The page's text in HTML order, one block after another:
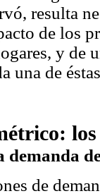
resulta
de los
y de
una de
demanda
de